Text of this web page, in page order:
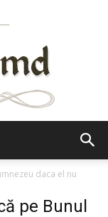
daca el nu
pe Bunul